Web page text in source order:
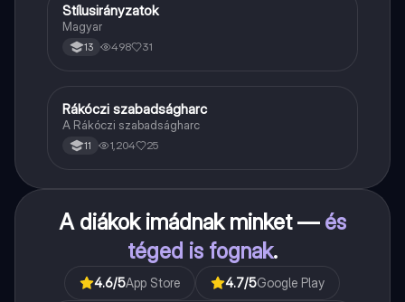
Magyar
Stílusirányzatok
Magyar
13 498 31
Töri
Rákóczi szabadságharc
A Rákóczi szabadságharc
11 1,204 25
A diákok imádnak minket — és
téged is fognak.
4.6/5App Store 4.7/5Google Play